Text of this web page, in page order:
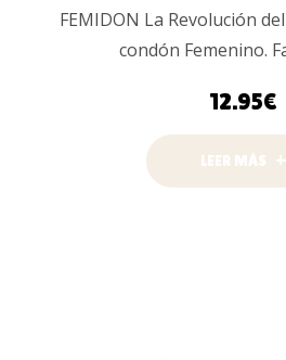
FEMIDON La Revolución
condón Femenino.
12.95€
LEER MÁS